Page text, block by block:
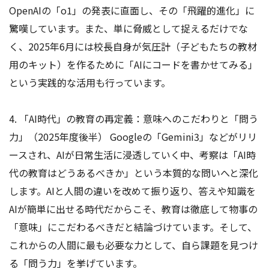
OpenAIの「o1」の発表に直面し、その「飛躍的進化」に
驚嘆しています。また、単に脅威として捉えるだけでな
く、2025年6月には校長自身が気圧計（子どもたちの教材
用のキット）を作るために「AIにコードを書かせてみる」
という実践的な活用も行っています。
4. 「AI時代」の教育の再定義：意味へのこだわりと「問う
力」（2025年度後半） Googleの「Gemini3」などがリリ
ースされ、AIが日常生活に浸透していく中、考察は「AI時
代の教育はどうあるべきか」という本質的な問いへと深化
します。AIと人間の違いを改めて振り返り、答えや知識を
AIが簡単に出せる時代だからこそ、教育は徹底して物事の
「意味」にこだわるべきだと結論づけています。そして、
これからの人間に最も必要な力として、自ら課題を見つけ
る「問う力」を挙げています。